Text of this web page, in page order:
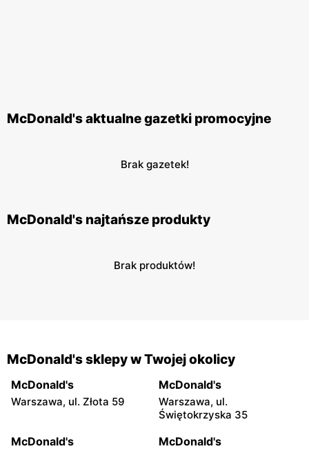
McDonald's aktualne gazetki promocyjne
Brak gazetek!
McDonald's najtańsze produkty
Brak produktów!
McDonald's sklepy w Twojej okolicy
McDonald's
Warszawa, ul. Złota 59
McDonald's
Warszawa, ul.
Świętokrzyska 35
McDonald's McDonald's